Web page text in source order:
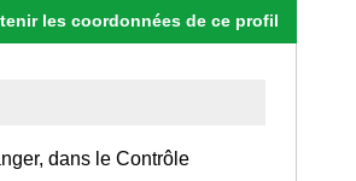
les coordonnées de ce profil
dans le Contrôle